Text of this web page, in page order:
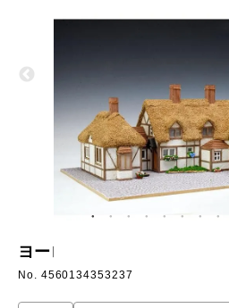
ヨーロッパの街並みシリ
No. 4560134353237